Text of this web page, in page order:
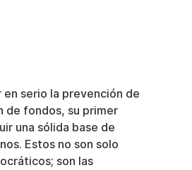
en serio la prevención de
de fondos, su primer
una sólida base de
Estos no son solo
son las